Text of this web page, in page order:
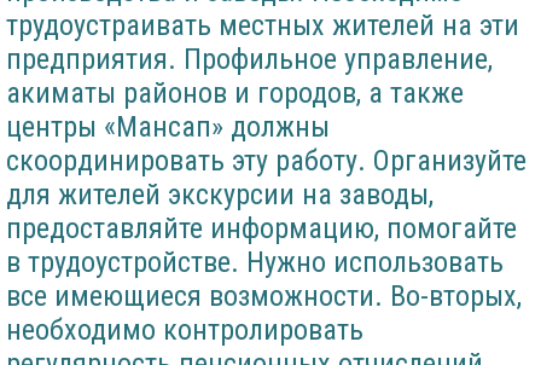
трудоустраивать местных жителей на эти
предприятия. Профильное управление,
акиматы районов и городов, а также
центры «Мансап» должны
скоординировать эту работу. Организуйте
для жителей экскурсии на заводы,
предоставляйте информацию, помогайте
в трудоустройстве. Нужно использовать
все имеющиеся возможности. Во-вторых,
необходимо контролировать